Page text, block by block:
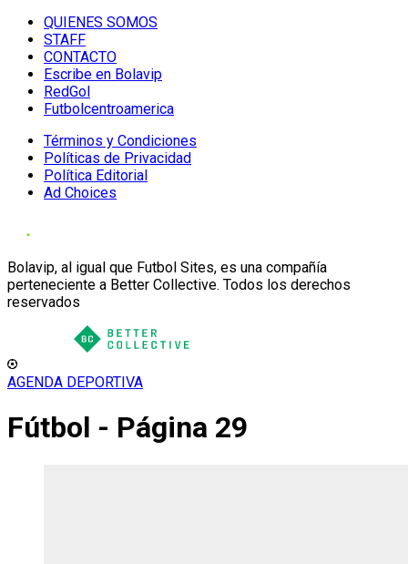
QUIENES SOMOS
STAFF
CONTACTO
Escribe en Bolavip
RedGol
Futbolcentroamerica
Términos y Condiciones
Políticas de Privacidad
Política Editorial
Ad Choices
Bolavip, al igual que Futbol Sites, es una compañía
perteneciente a Better Collective. Todos los derechos
reservados
AGENDA DEPORTIVA
Fútbol - Página 29